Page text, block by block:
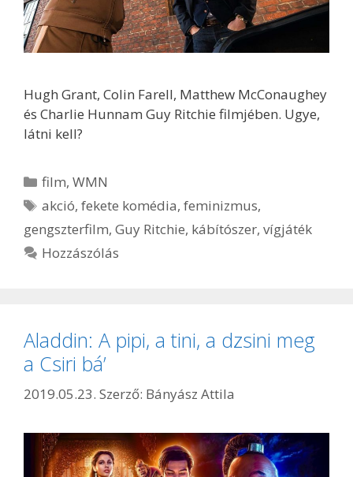
Hugh Grant, Colin Farell, Matthew McConaughey
és Charlie Hunnam Guy Ritchie filmjében. Ugye,
látni kell?
Kategória
film,WMN
Címkék
akció,fekete komédia,feminizmus,
gengszterfilm, Guy Ritchie, kábítószer, vígjáték
Hozzászólás
Aladdin: A pipi, a tini, a dzsini meg
a Csiri bá’
2019.05.23. Szerző: Bányász Attila